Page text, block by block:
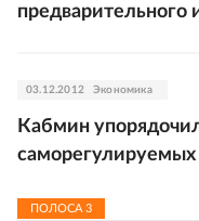
предварительного
03.12.2012 Экономика
Кабмин
саморегулируемых
ПОЛОСА 3